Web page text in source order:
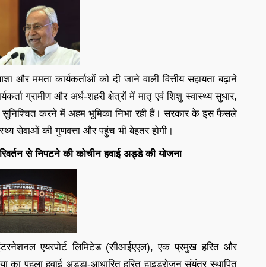
ममता कार्यकर्ताओं को दी जाने वाली वित्तीय सहायता बढ़ाने
ग्रामीण और अर्ध-शहरी क्षेत्रों में मातृ एवं शिशु स्वास्थ्य सुधार,
सुनिश्चित करने में अहम भूमिका निभा रही हैं। सरकार के इस फैसले
सेवाओं की गुणवत्ता और पहुंच भी बेहतर होगी।
से निपटने की कोचीन हवाई अड्डे की योजना
एयरपोर्ट लिमिटेड (सीआईएएल), एक प्रमुख हरित और
का पहला हवाई अड्डा-आधारित हरित हाइड्रोजन संयंत्र स्थापित